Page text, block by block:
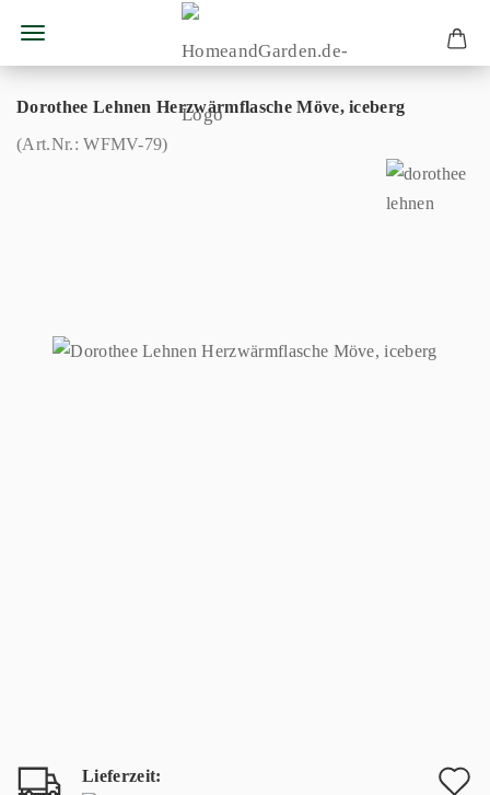
Dorothee Lehnen Herzwärmflasche Möve, iceberg
(Art.Nr.:WFMV-79)
Lieferzeit: